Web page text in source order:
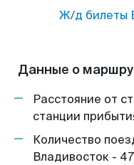
Ж/д билеты
Данные о
Расстояние от
станции
Количество
Владивосток - 47